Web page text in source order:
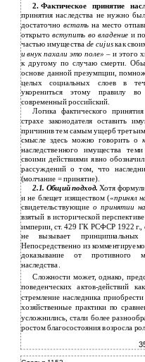
2. Фактическое принятие
принятия наследства не нужно
достаточно встатьна место
открыто вступить во владение и
частью имущества de cujusкак
и внук пахали это поле»– и этого
к другому по случаю смерти.
основе данной презумпции,
целых социальных слоев в
укорениться этому правилу
современный российский.
Логика фактического
страхе законодателя оставить
причинив тем самым ущерб
смысле здесь можно говорить о
наследственного имущества
своими действиями явно
рассуждений о том, что
(молчание = принятие).
2.1. Общий подход.Хотя
и не блещет изяществом («принял
свидетельствующиео принятии
взятый в исторической
империи, ст. 429 ГК РСФСР 1922
не вызывает принципиальных
Непосредственно из
доказывание от противного
наследства.
Сложности может, однако,
поведенческих актов-действий
стремление наследника
хозяйственные практики по
усложнились, стали более
ростом благосостояния возросла